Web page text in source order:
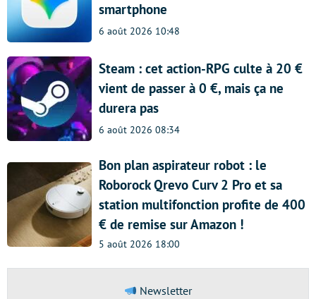
smartphone
6 août 2026 10:48
Steam : cet action-RPG culte à 20 €
vient de passer à 0 €, mais ça ne
durera pas
6 août 2026 08:34
Bon plan aspirateur robot : le
Roborock Qrevo Curv 2 Pro et sa
station multifonction profite de 400
€ de remise sur Amazon !
5 août 2026 18:00
Newsletter